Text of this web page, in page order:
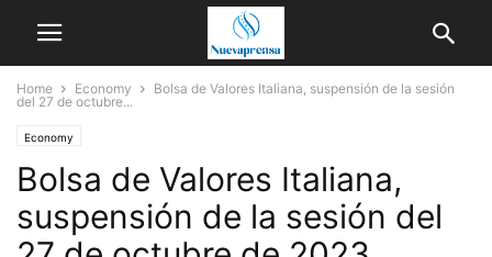
Home Economy
Bolsa de Valores Italiana, suspensión de la sesión
del 27 de octubre...
Economy
Bolsa de Valores Italiana,
suspensión de la sesión del